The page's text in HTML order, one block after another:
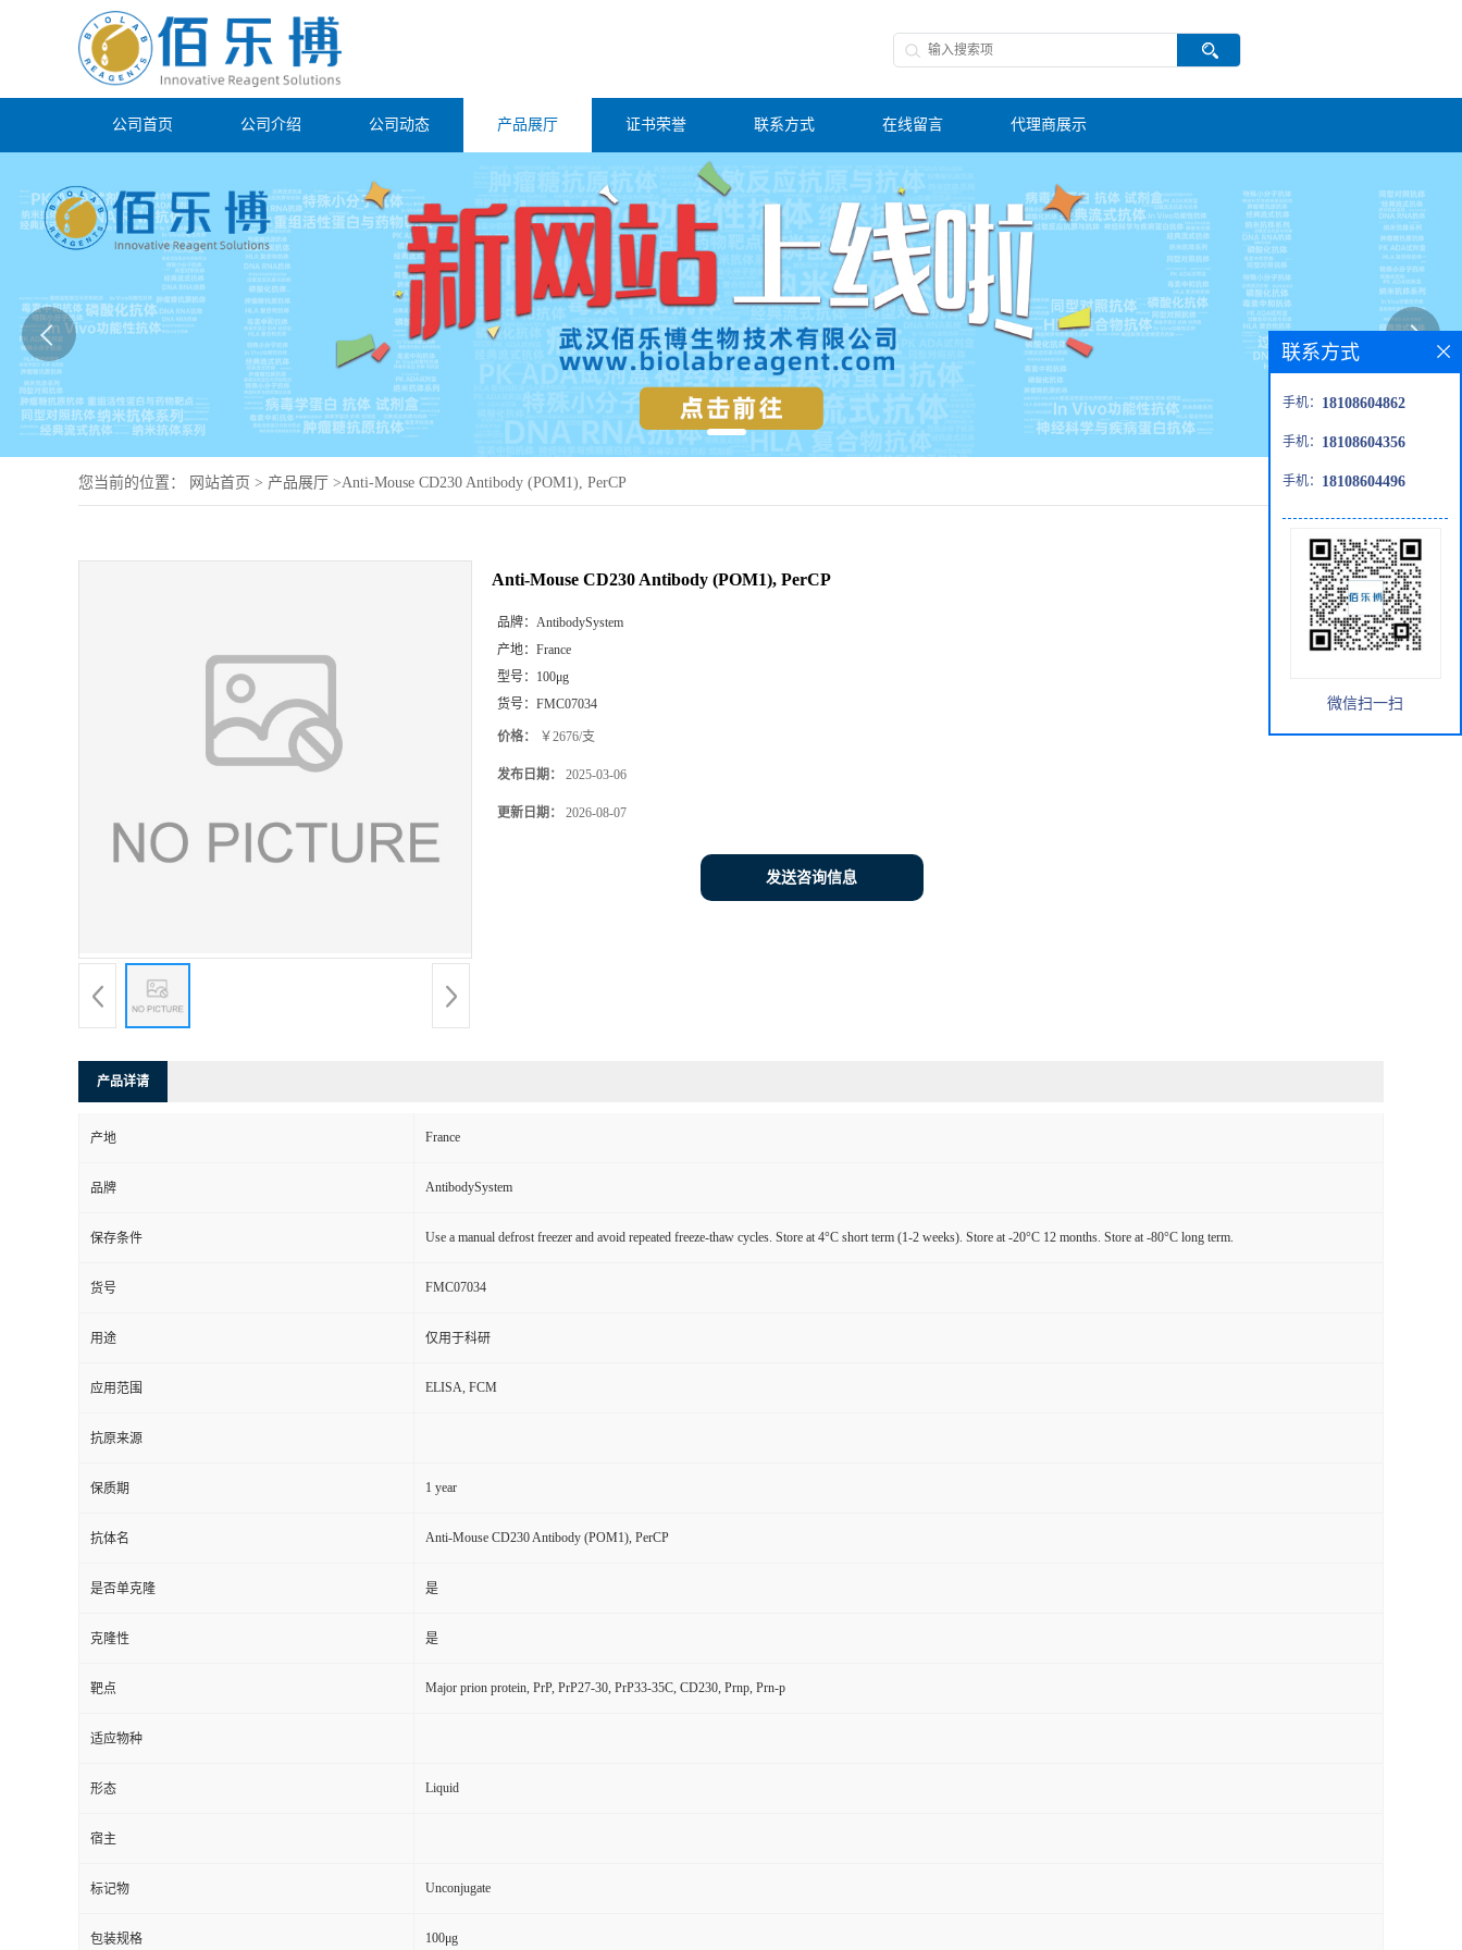
公司首页 公司介绍 公司动态 产品展厅 证书荣誉 联系方式 在线留言 代理商展示
您当前的位置： 网站首页 > 产品展厅 >Anti-Mouse CD230 Antibody (POM1), PerCP
Anti-Mouse CD230 Antibody (POM1), PerCP
品牌： AntibodySystem
产地： France
型号： 100μg
货号： FMC07034
价格： ￥2676/支
发布日期： 2025-03-06
更新日期： 2026-08-07
发送咨询信息
产品详请
产地 France
品牌 AntibodySystem
保存条件 Use a manual defrost freezer and avoid repeated freeze-thaw cycles. Store at 4°C short term (1-2 weeks). Store at -20°C 12 months. Store at -80°C long term.
货号 FMC07034
用途 仅用于科研
应用范围 ELISA, FCM
抗原来源
保质期 1 year
抗体名 Anti-Mouse CD230 Antibody (POM1), PerCP
是否单克隆 是
克隆性 是
靶点 Major prion protein, PrP, PrP27-30, PrP33-35C, CD230, Prnp, Prn-p
适应物种
形态 Liquid
宿主
标记物 Unconjugate
包装规格 100μg
联系方式
手机： 18108604862
手机： 18108604356
手机： 18108604496
微信扫一扫